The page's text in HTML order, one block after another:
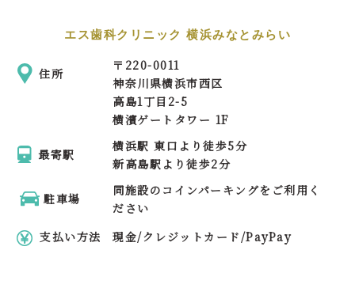
エス歯科クリニック 横浜みなとみらい
住所
〒 220-0011
神奈川県横浜市西区
高島1丁目2-5
横濱ゲートタワー 1F
最寄駅
横浜駅 東口より徒歩5分
新高島駅より徒歩2分
駐車場
同施設のコインパーキングをご利用く
ださい
支払い方法
現金/クレジットカード/PayPay